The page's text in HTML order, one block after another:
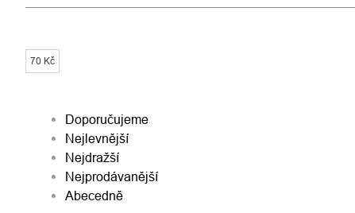
70 Kč
ŘAZENÍ
PRODUKTŮ
Doporučujeme
Nejlevnější
Nejdražší
Nejprodávanější
Abecedně